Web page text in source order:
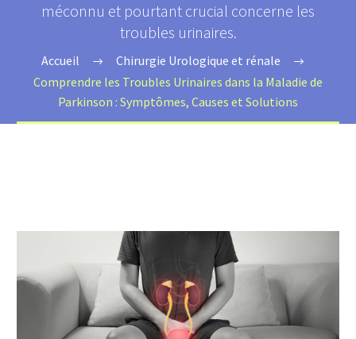
méconnu et pourtant crucial concerne les
troubles urinaires.
Accueil
Chirurgie Urologique et rénale
Comprendre les Troubles Urinaires dans la Maladie de
Parkinson : Symptômes, Causes et Solutions